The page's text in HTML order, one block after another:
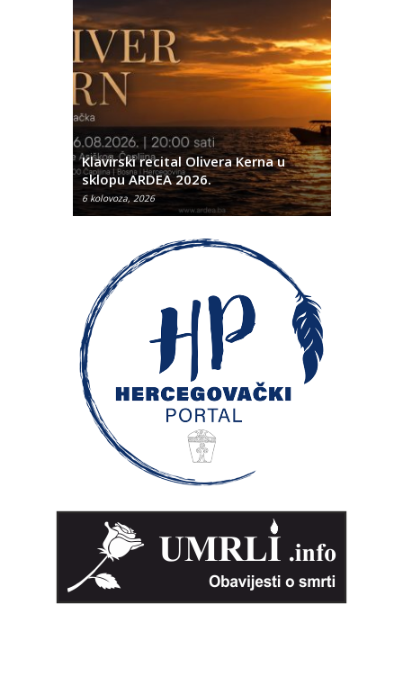
Klavirski recital Olivera Kerna u
sklopu ARDEA 2026.
6 kolovoza, 2026